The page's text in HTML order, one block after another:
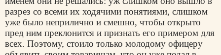
разрез со всеми их ходячими понятиями, слишком
уже было неприлично и смешно, чтобы открыто
пред ним преклонится и признать его примером для
всех. Поэтому, стоило только молодому офицеру